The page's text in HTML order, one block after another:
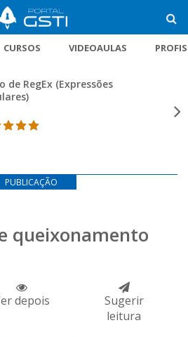
CURSOS VIDEOAULAS
de RegEx (Expressões
PUBLICAÇÃO
queixonamento
depois
Sugerir
leitura